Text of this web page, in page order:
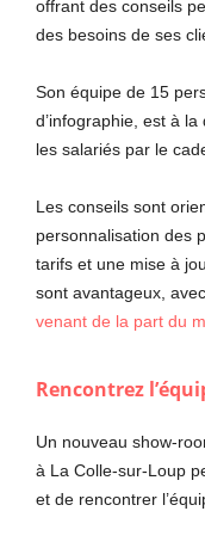
offrant des conseils
des besoins de ses
Son équipe de 15
d’infographie, est à
les salariés par le
Les conseils sont
personnalisation des
tarifs et une mise à
sont avantageux, avec
venant de la part du
Rencontrez
Un nouveau show-
à La Colle-sur-Loup
et de rencontrer